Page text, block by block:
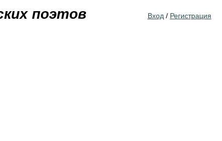
поэтов Вход / Регистрация